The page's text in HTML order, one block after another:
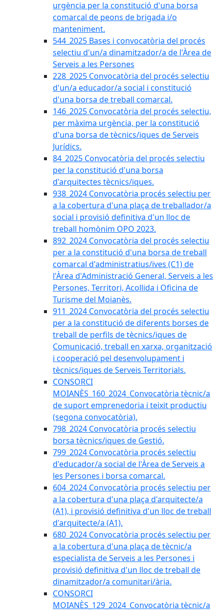
urgència per la constitució d'una borsa
comarcal de peons de brigada i/o
manteniment.
544_2025 Bases i convocatòria del procés
selectiu d'un/a dinamitzador/a de l'Àrea de
Serveis a les Persones
228_2025 Convocatòria del procés selectiu
d'un/a educador/a social i constitució
d'una borsa de treball comarcal.
146_2025 Convocatòria del procés selectiu,
per màxima urgència, per la constitució
d'una borsa de tècnics/iques de Serveis
Jurídics.
84_2025 Convocatòria del procés selectiu
per la constitució d'una borsa
d'arquitectes tècnics/iques.
938_2024 Convocatòria procés selectiu per
a la cobertura d'una plaça de treballador/a
social i provisió definitiva d'un lloc de
treball homònim OPO 2023.
892_2024 Convocatòria del procés selectiu
per a la constitució d'una borsa de treball
comarcal d'administratius/ives (C1) de
l'Àrea d'Administració General, Serveis a les
Persones, Territori, Acollida i Oficina de
Turisme del Moianès.
911_2024 Convocatòria del procés selectiu
per a la constitució de diferents borses de
treball de perfils de tècnics/iques de
Comunicació, treball en xarxa, organització
i cooperació pel desenvolupament i
tècnics/iques de Serveis Territorials.
CONSORCI
MOIANÈS_160_2024_Convocatòria tècnic/a
de suport emprenedoria i teixit productiu
(segona convocatòria).
798_2024 Convocatòria procés selectiu
borsa tècnics/iques de Gestió.
799_2024 Convocatòria procés selectiu
d'educador/a social de l'Àrea de Serveis a
les Persones i borsa comarcal.
604_2024 Convocatòria procés selectiu per
a la cobertura d'una plaça d'arquitecte/a
(A1), i provisió definitiva d'un lloc de treball
d'arquitecte/a (A1).
680_2024 Convocatòria procés selectiu per
a la cobertura d'una plaça de tècnic/a
especialista de Serveis a les Persones i
provisió definitiva d'un lloc de treball de
dinamitzador/a comunitari/ària.
CONSORCI
MOIANÈS_129_2024_Convocatòria tècnic/a